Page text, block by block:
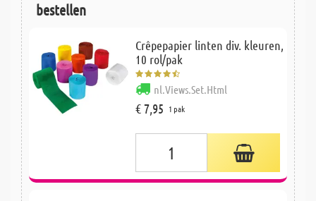
bestellen
Crêpepapier linten div. kleuren,
10 rol/pak
nl.Views.Set.Html
€ 7,95 1 pak